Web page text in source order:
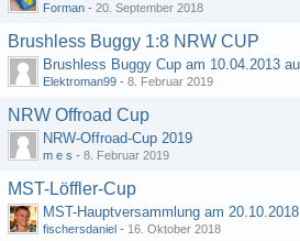
Forman - 20. September 2018
Brushless Buggy 1:8 NRW CUP
Elektroman99 - 8. Februar 2019
NRW Offroad Cup
NRW-Offroad-Cup 2019
m e s - 8. Februar 2019
MST-Löffler-Cup
MST-Hauptversammlung am 20.10.2018
fischersdaniel - 16. Oktober 2018